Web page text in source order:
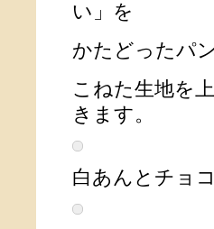
い」を
かたどったパ
こねた生地を
きます。
白あんとチョ